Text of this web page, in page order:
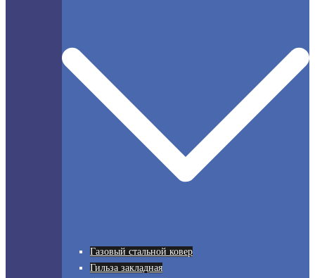
Газовый стальной ковер
Гильза закладная